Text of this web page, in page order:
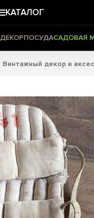
КАТАЛОГ
ДЕКОРПОСУДАСАДОВАЯ
Винтажный декор и